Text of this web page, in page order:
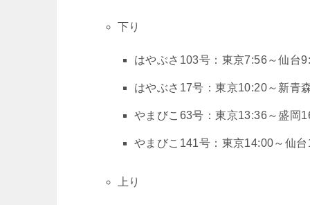
下り
はやぶさ103号：東京7:56～仙台
はやぶさ17号：東京10:20～新青
やまびこ63号：東京13:36～盛岡
やまびこ141号：東京14:00～仙
上り